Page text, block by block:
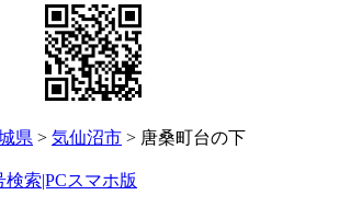
県 > 気仙沼市 > 唐桑町台の下
検索|PCスマホ版